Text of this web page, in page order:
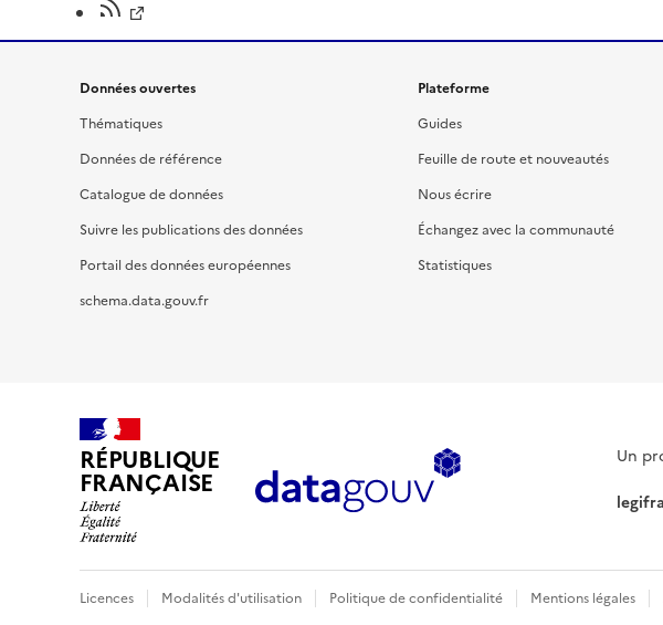
Données ouvertes
Thématiques
Données de référence
Catalogue de données
Suivre les publications des données
Portail des données européennes
schema.data.gouv.fr
Plateforme
Guides
Feuille de route et nouveautés
Nous écrire
Échangez avec la communauté
Statistiques
RÉPUBLIQUE
FRANÇAISE
Un
Licences Modalités d'utilisation Politique de confidentialité Mentions légales